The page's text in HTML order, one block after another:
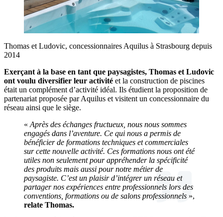
Thomas et Ludovic, concessionnaires Aquilus à Strasbourg depuis
2014
Exerçant à la base en tant que paysagistes, Thomas et Ludovic
ont voulu diversifier leur activité et la construction de piscines
était un complément d’activité idéal. Ils étudient la proposition de
partenariat proposée par Aquilus et visitent un concessionnaire du
réseau ainsi que le siège.
« Après des échanges fructueux, nous nous sommes
engagés dans l’aventure. Ce qui nous a permis de
bénéficier de formations techniques et commerciales
sur cette nouvelle activité. Ces formations nous ont été
utiles non seulement pour appréhender la spécificité
des produits mais aussi pour notre métier de
paysagiste. C’est un plaisir d’intégrer un réseau et
partager nos expériences entre professionnels lors des
conventions, formations ou de salons professionnels »,
relate Thomas.